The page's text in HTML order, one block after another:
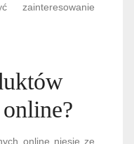
zainteresowanie
online niesie ze